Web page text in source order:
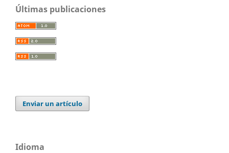
Últimas publicaciones
Enviar un artículo
Idioma